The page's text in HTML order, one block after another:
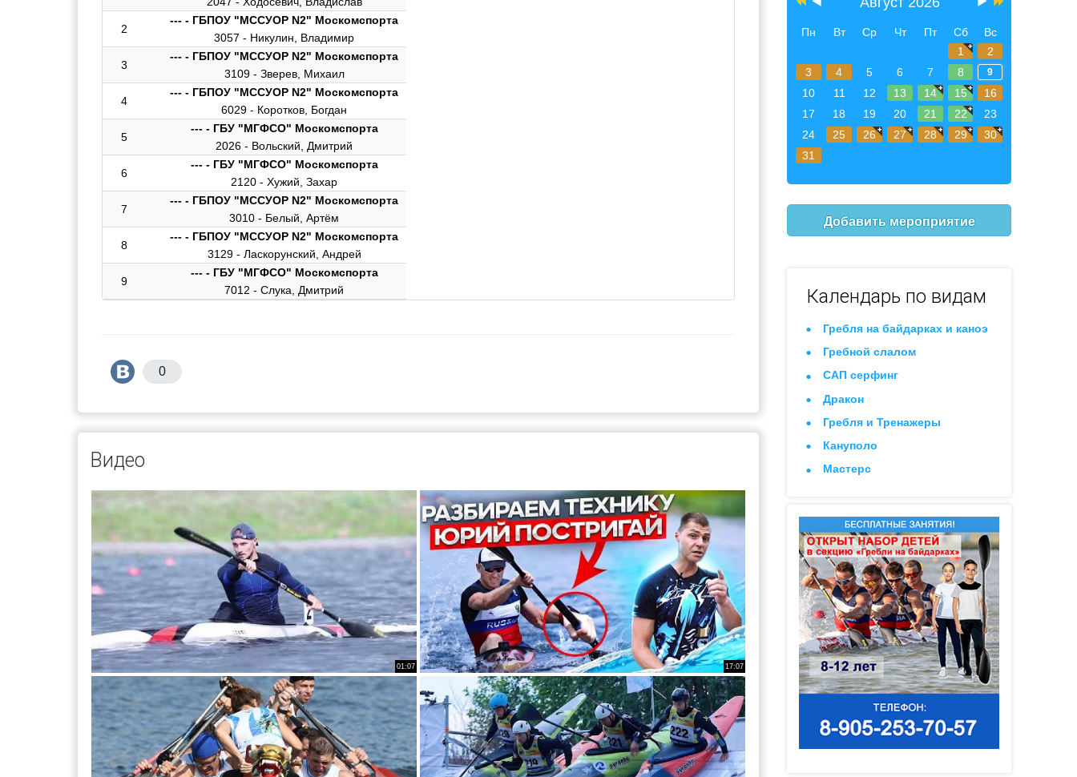
2
--- - ГБПОУ "МССУОР N2" Москомспорта
3057 - Никулин, Владимир
3
--- - ГБПОУ "МССУОР N2" Москомспорта
3109 - Зверев, Михаил
4
--- - ГБПОУ "МССУОР N2" Москомспорта
6029 - Коротков, Богдан
5
--- - ГБУ "МГФСО" Москомспорта
2026 - Вольский, Дмитрий
6
--- - ГБУ "МГФСО" Москомспорта
2120 - Хужий, Захар
7
--- - ГБПОУ "МССУОР N2" Москомспорта
3010 - Белый, Артём
8
--- - ГБПОУ "МССУОР N2" Москомспорта
3129 - Ласкорунский, Андрей
9
--- - ГБУ "МГФСО" Москомспорта
7012 - Слука, Дмитрий
0
Видео
01:07 17:07
Пн Вт Ср Чт Пт Сб
Вс
1
2
3
4 5 6 7 8 9
10 11 12 13 14 15
16
17
18 19 20 21 22
23
24
25 26 27 28 29
30
31
Добавить мероприятие
Календарь по видам
Гребля на байдарках и каноэ
Гребной слалом
САП серфинг
Дракон
Гребля и Тренажеры
Кануполо
Мастерс